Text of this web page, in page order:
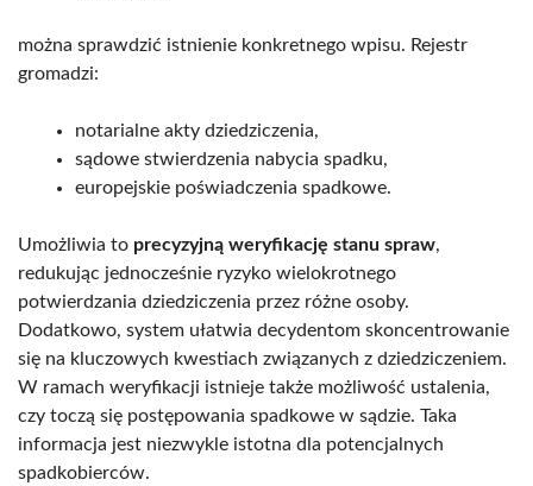
można sprawdzić istnienie konkretnego wpisu. Rejestr
gromadzi:
notarialne akty dziedziczenia,
sądowe stwierdzenia nabycia spadku,
europejskie poświadczenia spadkowe.
Umożliwia to precyzyjną weryfikację stanu spraw,
redukując jednocześnie ryzyko wielokrotnego
potwierdzania dziedziczenia przez różne osoby.
Dodatkowo, system ułatwia decydentom skoncentrowanie
się na kluczowych kwestiach związanych z dziedziczeniem.
W ramach weryfikacji istnieje także możliwość ustalenia,
czy toczą się postępowania spadkowe w sądzie. Taka
informacja jest niezwykle istotna dla potencjalnych
spadkobierców.